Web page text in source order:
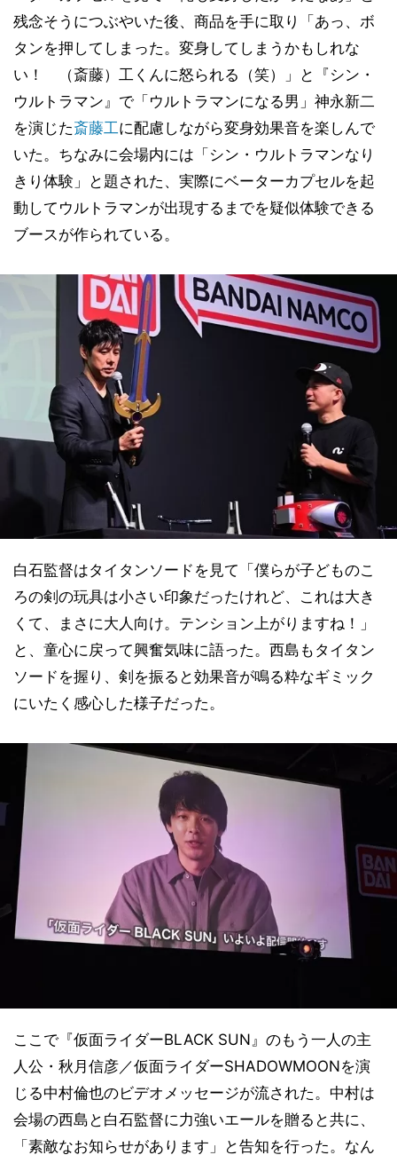
残念そうにつぶやいた後、商品を手に取り「あっ、ボ
タンを押してしまった。変身してしまうかもしれな
い！ （斎藤）工くんに怒られる（笑）」と『シン・
ウルトラマン』で「ウルトラマンになる男」神永新二
を演じた斎藤工に配慮しながら変身効果音を楽しんで
いた。ちなみに会場内には「シン・ウルトラマンなり
きり体験」と題された、実際にベーターカプセルを起
動してウルトラマンが出現するまでを疑似体験できる
ブースが作られている。
白石監督はタイタンソードを見て「僕らが子どものこ
ろの剣の玩具は小さい印象だったけれど、これは大き
くて、まさに大人向け。テンション上がりますね！」
と、童心に戻って興奮気味に語った。西島もタイタン
ソードを握り、剣を振ると効果音が鳴る粋なギミック
にいたく感心した様子だった。
ここで『仮面ライダーBLACK SUN』のもう一人の主
人公・秋月信彦／仮面ライダーSHADOWMOONを演
じる中村倫也のビデオメッセージが流された。中村は
会場の西島と白石監督に力強いエールを贈ると共に、
「素敵なお知らせがあります」と告知を行った。なん